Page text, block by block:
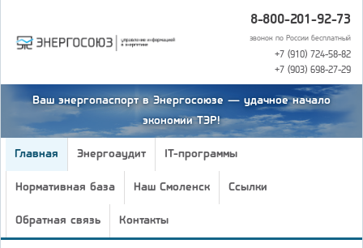
8-800-201-92-73
звонок по России бесплатный
+7 (910) 724-58-82
+7 (903) 698-27-29
Ваш энергопаспорт в Энергосоюзе — удачное начало
экономии ТЭР!
Главная Энергоаудит IT-программы
Нормативная база Наш Смоленск Ссылки
Обратная связь Контакты